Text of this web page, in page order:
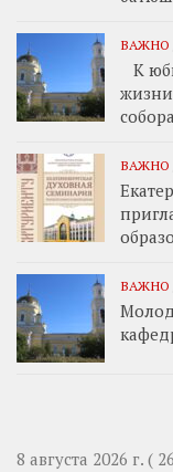
ВАЖНО
К
ВАЖНО
ВАЖНО
8 августа 2026 г. (